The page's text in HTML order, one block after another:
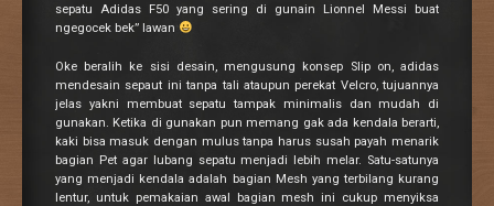
sepatu Adidas F50 yang sering di gunain Lionnel Messi buat
ngegocek bek” lawan
Oke beralih ke sisi desain, mengusung konsep Slip on, adidas
mendesain sepaut ini tanpa tali ataupun perekat Velcro, tujuannya
jelas yakni membuat sepatu tampak minimalis dan mudah di
gunakan. Ketika di gunakan pun memang gak ada kendala berarti,
kaki bisa masuk dengan mulus tanpa harus susah payah menarik
bagian Pet agar lubang sepatu menjadi lebih melar. Satu-satunya
yang menjadi kendala adalah bagian Mesh yang terbilang kurang
lentur, untuk pemakaian awal bagian mesh ini cukup menyiksa